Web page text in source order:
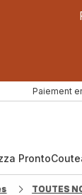
Paiement
Pronto
TOUTES